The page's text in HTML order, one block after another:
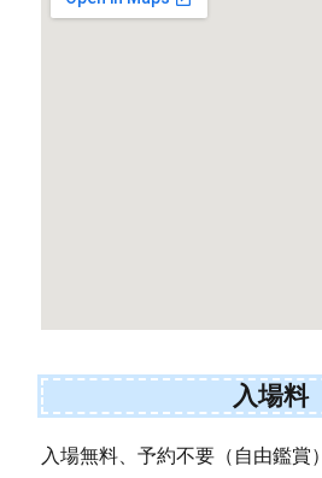
入場料
入場無料、予約不要（自由鑑賞）